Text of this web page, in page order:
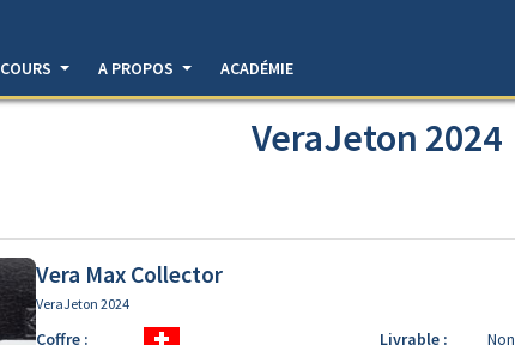
COURS A PROPOS ACADÉMIE
VeraJeton 2024
Vera Max Collector
VeraJeton 2024
Coffre :
Livrable :
Non